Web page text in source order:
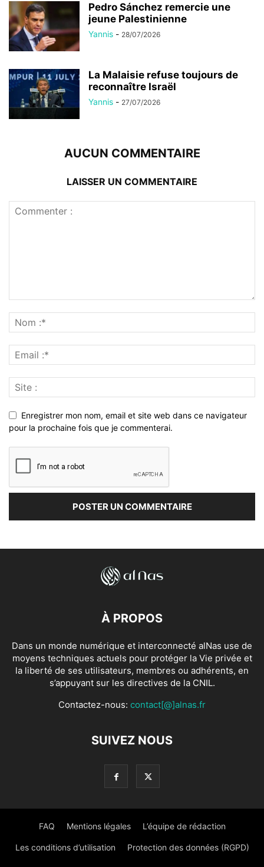
Pedro Sánchez remercie une
jeune Palestinienne
Yannis - 28/07/2026
La Malaisie refuse toujours de
reconnaître Israël
Yannis - 27/07/2026
AUCUN COMMENTAIRE
LAISSER UN COMMENTAIRE
Enregistrer mon nom, email et site web dans ce navigateur
pour la prochaine fois que je commenterai.
À PROPOS
Dans un monde numérique et interconnecté alNas use de
moyens techniques actuels pour protéger la Vie privée et
la liberté de ses utilisateurs, membres ou adhérents, en
s’appuyant sur les directives de la CNIL.
Contactez-nous: contact[@]alnas.fr
SUIVEZ NOUS
FAQ Mentions légales L’équipe de rédaction
Les conditions d’utilisation Protection des données (RGPD)